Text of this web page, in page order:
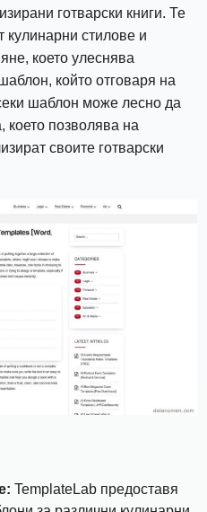
готварски книги. Те
кулинарни стилове и
което улеснява
който отговаря на
шаблон може лесно да
което позволява на
своите готварски
TemplateLab предоставя